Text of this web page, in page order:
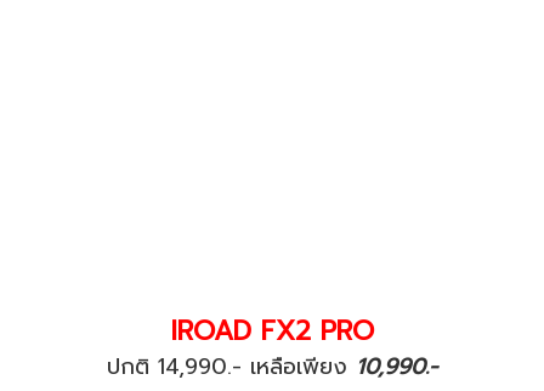
IROAD FX2 PRO
ปกติ 14,990.- เหลือเพียง 10,990.-